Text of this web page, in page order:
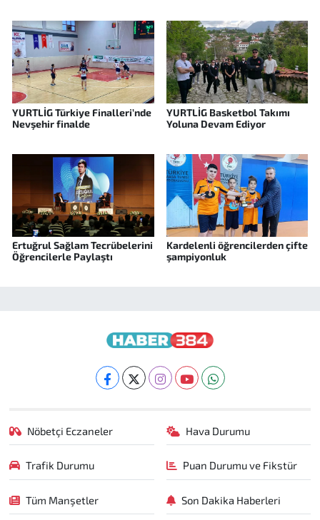
YURTLİG Türkiye Finalleri’nde
Nevşehir finalde
YURTLİG Basketbol Takımı
Yoluna Devam Ediyor
Ertuğrul Sağlam Tecrübelerini
Öğrencilerle Paylaştı
Kardelenli öğrencilerden çifte
şampiyonluk
Nöbetçi Eczaneler Hava Durumu
Trafik Durumu Puan Durumu ve Fikstür
Tüm Manşetler Son Dakika Haberleri